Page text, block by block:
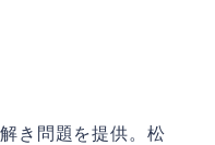
き問題を提供。松